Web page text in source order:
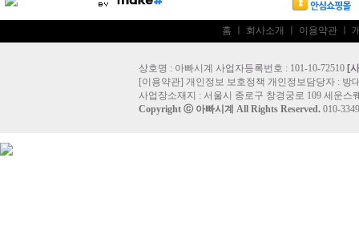
홈 회사소개 이용약관
상호명 : 아빠시계 사업자등록번호 : 101-10-72510 [
[이용약관] 개인정보 보호정책 개인정보담당자 : 방
사업장소재지 : 서울시 종로구 창경궁로 109 세운스
Copyright ⓒ 아빠시계 All Rights Reserved. 010-